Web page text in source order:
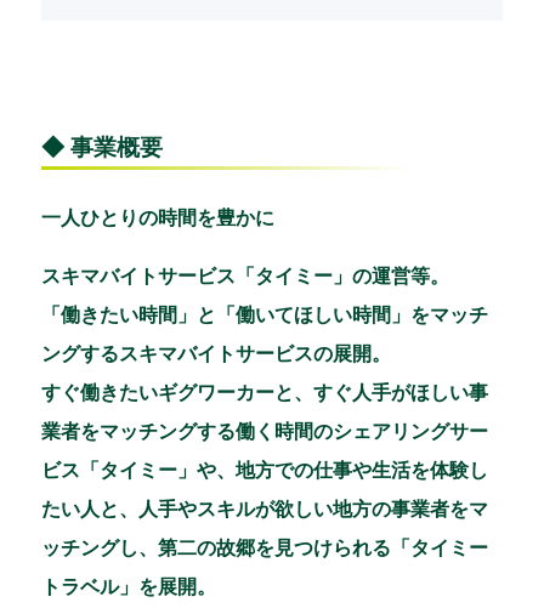
◆ 事業概要
一人ひとりの時間を豊かに
スキマバイトサービス「タイミー」の運営等。
「働きたい時間」と「働いてほしい時間」をマッチ
ングするスキマバイトサービスの展開。
すぐ働きたいギグワーカーと、すぐ人手がほしい事
業者をマッチングする働く時間のシェアリングサー
ビス「タイミー」や、地方での仕事や生活を体験し
たい人と、人手やスキルが欲しい地方の事業者をマ
ッチングし、第二の故郷を見つけられる「タイミー
トラベル」を展開。